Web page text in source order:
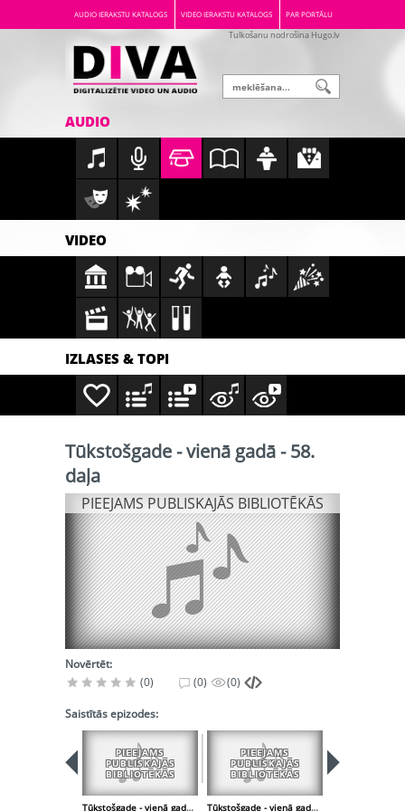
AUDIO IERAKSTU KATALOGS VIDEO IERAKSTU KATALOGS PAR PORTĀLU
Tulkošanu nodrošina Hugo.lv
AUDIO
VIDEO
IZLASES & TOPI
Tūkstošgade - vienā gadā - 58.
daļa
PIEEJAMS PUBLISKAJĀS BIBLIOTĒKĀS
Novērtēt:
(0)
(0) (0)
Saistītās epizodes:
PIEEJAMS
PUBLISKAJĀS
BIBLIOTĒKĀS
Tūkstošgade - vienā gadā - 57. daļa
PIEEJAMS
PUBLISKAJĀS
BIBLIOTĒKĀS
Tūkstošgade - vienā gadā - 59. daļa